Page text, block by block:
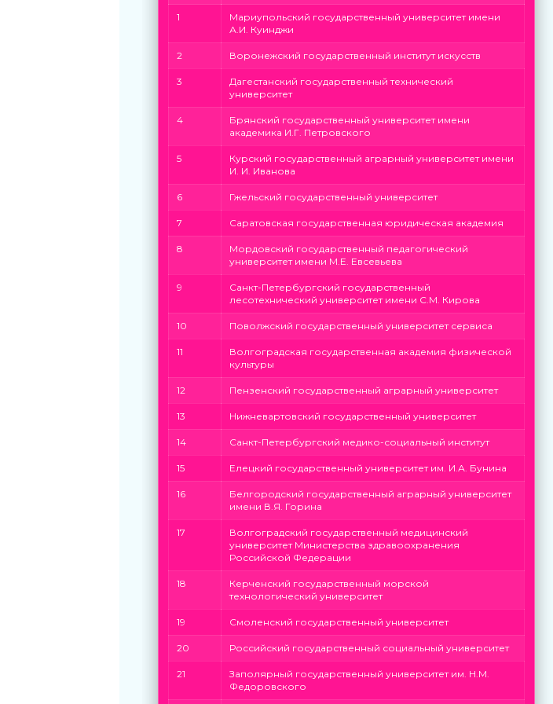
1
Мариупольский государственный университет имени
А.И. Куинджи
2 Воронежский государственный институт искусств
3
Дагестанский государственный технический
университет
4
Брянский государственный университет имени
академика И.Г. Петровского
5
Курский государственный аграрный университет имени
И. И. Иванова
6 Гжельский государственный университет
7 Саратовская государственная юридическая академия
8
Мордовский государственный педагогический
университет имени М.Е. Евсевьева
9
Санкт-Петербургский государственный
лесотехнический университет имени С.М. Кирова
10 Поволжский государственный университет сервиса
11
Волгоградская государственная академия физической
культуры
12 Пензенский государственный аграрный университет
13 Нижневартовский государственный университет
14 Санкт-Петербургский медико-социальный институт
15 Елецкий государственный университет им. И.А. Бунина
16
Белгородский государственный аграрный университет
имени В.Я. Горина
17
Волгоградский государственный медицинский
университет Министерства здравоохранения
Российской Федерации
18
Керченский государственный морской
технологический университет
19 Смоленский государственный университет
20 Российский государственный социальный университет
21
Заполярный государственный университет им. Н.М.
Федоровского